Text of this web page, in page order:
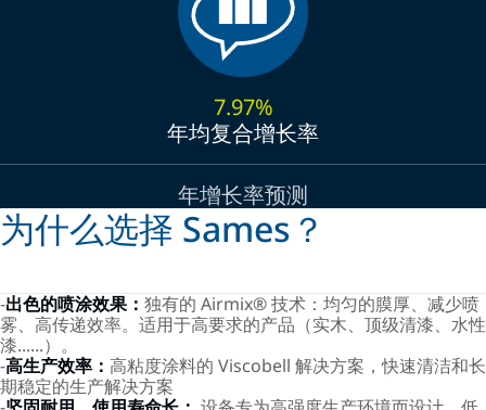
7.97%
年均复合增长率
年增长率预测
为什么选择 Sames？
-出色的喷涂效果： 独有的 Airmix® 技术：均匀的膜厚、减少喷
雾、高传递效率。适用于高要求的产品（实木、顶级清漆、水性
漆......）。
-高生产效率： 高粘度涂料的 Viscobell 解决方案，快速清洁和长
期稳定的生产解决方案